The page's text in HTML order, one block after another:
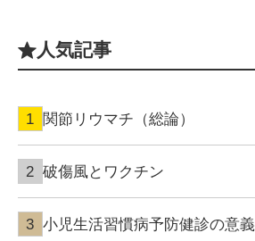
人気記事
関節リウマチ（総論）
破傷風とワクチン
小児生活習慣病予防健診の意義